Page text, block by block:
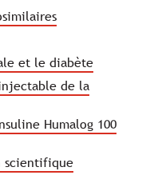
et le diabète
de la
Humalog 100
scientifique